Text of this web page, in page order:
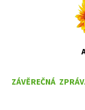
ZÁVĚREČNÁ